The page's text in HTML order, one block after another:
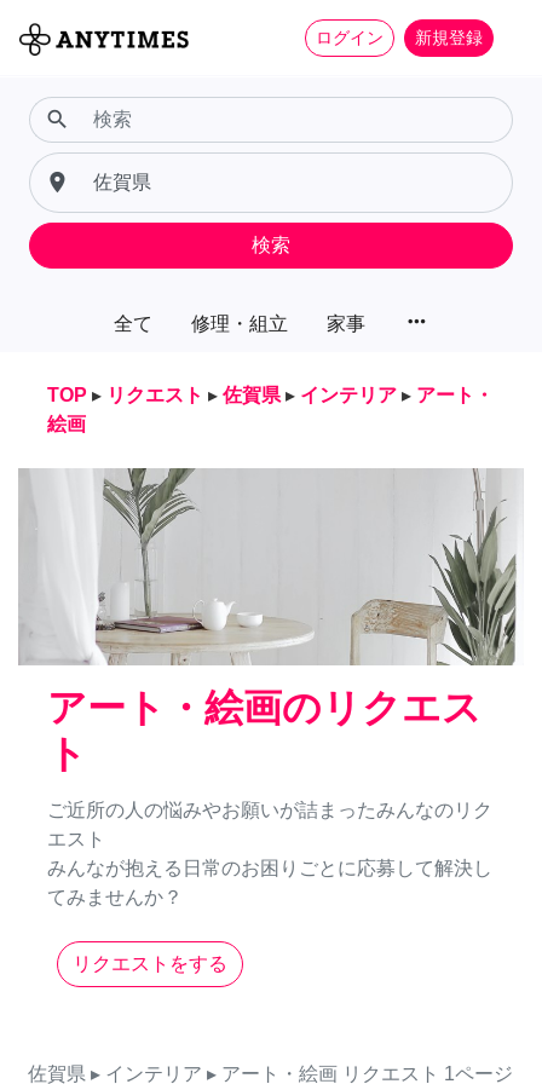
ログイン 新規登録
全て 修理・組立 家事 more_horiz
search
place
検索
TOP ▸ リクエスト ▸ 佐賀県 ▸ インテリア ▸ アート・
絵画
アート・絵画のリクエス
ト
ご近所の人の悩みやお願いが詰まったみんなのリク
エスト
みんなが抱える日常のお困りごとに応募して解決し
てみませんか？
リクエストをする
佐賀県 ▸ インテリア ▸ アート・絵画 リクエスト 1ページ